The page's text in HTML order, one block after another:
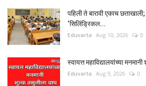
पहिली ते बारावी एकाच
‘सिलिंड्रिकल...
Eduvarta Aug 10, 2026 0
स्वायत्त महाविद्यालयांच्या
Eduvarta Aug 9, 2026 0